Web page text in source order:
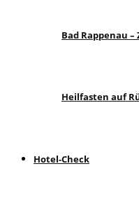
Bad Rappenau
Heilfasten auf
Hotel-Check